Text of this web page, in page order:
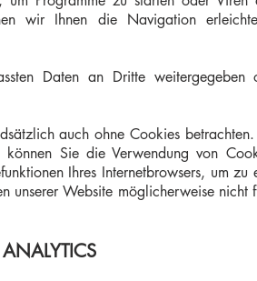
wir Ihnen die Navigation
Daten an Dritte
auch ohne Cookies
Sie die Verwendung von
Ihres Internetbrowsers, um
unserer Website möglicherweise